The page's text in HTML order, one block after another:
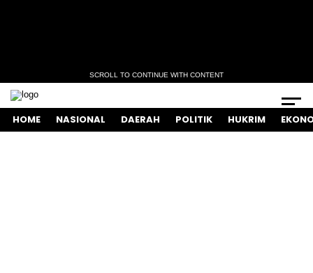
SCROLL TO CONTINUE WITH CONTENT
HOME NASIONAL DAERAH POLITIK HUKRIM